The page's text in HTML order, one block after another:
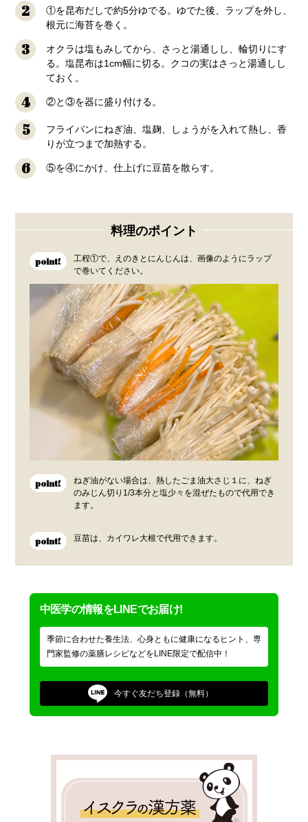
2
①を昆布だしで約5分ゆでる。ゆでた後、ラップを外し、
根元に海苔を巻く。
3
オクラは塩もみしてから、さっと湯通しし、輪切りにす
る。塩昆布は1cm幅に切る。クコの実はさっと湯通しし
ておく。
4 ②と③を器に盛り付ける。
5
フライパンにねぎ油、塩麹、しょうがを入れて熱し、香
りが立つまで加熱する。
6 ⑤を④にかけ、仕上げに豆苗を散らす。
料理のポイント
point!
工程①で、えのきとにんじんは、画像のようにラップ
で巻いてください。
point!
ねぎ油がない場合は、熱したごま油大さじ１に、ねぎ
のみじん切り1/3本分と塩少々を混ぜたもので代用でき
ます。
point! 豆苗は、カイワレ大根で代用できます。
中医学の情報をLINEでお届け!
季節に合わせた養生法、心身ともに健康になるヒント、専
門家監修の薬膳レシピなどをLINE限定で配信中！
今すぐ友だち登録（無料）